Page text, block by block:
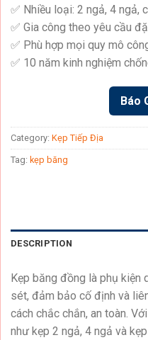
✅ Nhiều loại: 2 ngả, 4 ngả,
✅ Gia công theo yêu cầu
✅ Phù hợp mọi quy mô
✅ 10 năm kinh nghiệm
Báo
Category: Kẹp Tiếp Địa
Tag: kẹp băng
DESCRIPTION
Kẹp băng đồng là phụ kiện
sét, đảm bảo cố định và
cách chắc chắn, an toàn.
như kẹp 2 ngả, 4 ngả và